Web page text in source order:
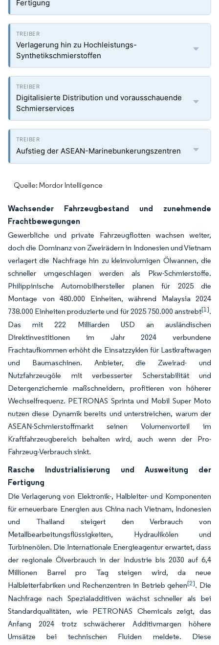
Fertigung
Verlagerung hin zu Hochleistungs-
Synthetikschmierstoffen
Digitalisierte Distribution und vorausschauende
Schmierservices
Aufstieg der ASEAN-Marinebunkerungszentren
Quelle: Mordor Intelligence
Wachsender Fahrzeugbestand und zunehmende
Frachtbewegungen
Gewerbliche und private Fahrzeugflotten wachsen weiter,
doch die Dominanz von Zweirädern in Indonesien und Vietnam
verlagert die Nachfrage hin zu kleinvolumigen Ölwannen, die
schneller umgeschlagen werden als Pkw-Schmierstoffe.
Philippinische Automobilhersteller planen für 2025 die
Montage von 480.000 Einheiten, während Malaysia 2024
738.000 Einheiten produzierte und für 2025 750.000 anstrebt[1].
Das mit 222 Milliarden USD an ausländischen
Direktinvestitionen im Jahr 2024 verbundene
Frachtaufkommen erhöht die Einsatzzyklen für Lastkraftwagen
und Baumaschinen. Anbieter, die Zweirad- und
Nutzfahrzeugöle mit verbesserter Scherstabilität und
Detergenzichemie maßschneidern, profitieren von höherer
Wechselfrequenz. PETRONAS Sprinta und Mobil Super Moto
nutzen diese Dynamik bereits und unterstreichen, warum der
ASEAN-Schmierstoffmarkt seinen Volumenvorteil im
Kraftfahrzeugbereich behalten wird, auch wenn der Pro-
Fahrzeug-Verbrauch sinkt.
Rasche Industrialisierung und Ausweitung der
Fertigung
Die Verlagerung von Elektronik-, Halbleiter- und Komponenten
für erneuerbare Energien aus China nach Vietnam, Indonesien
und Thailand steigert den Verbrauch von
Metallbearbeitungsflüssigkeiten, Hydraulikölen und
Turbinenölen. Die Internationale Energieagentur erwartet, dass
der regionale Ölverbrauch in der Industrie bis 2030 auf 6,4
Millionen Barrel pro Tag steigen wird, da neue
Halbleiterfabriken und Rechenzentren in Betrieb gehen[2]. Die
Nachfrage nach Spezialadditiven wächst schneller als bei
Standardqualitäten, wie PETRONAS Chemicals zeigt, das
Anfang 2024 trotz schwächerer Additivmargen höhere
Umsätze bei technischen Fluiden meldete. Diese